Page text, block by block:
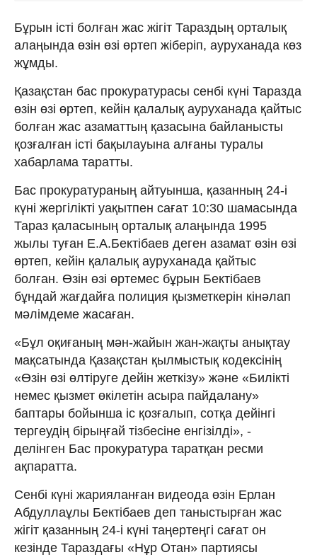
Бұрын істі болған жас жігіт Тараздың орталық
алаңында өзін өзі өртеп жіберіп, ауруханада көз
жұмды.
Қазақстан бас прокуратурасы сенбі күні Таразда
өзін өзі өртеп, кейін қалалық ауруханада қайтыс
болған жас азаматтың қазасына байланысты
қозғалған істі бақылауына алғаны туралы
хабарлама таратты.
Бас прокуратураның айтуынша, қазанның 24-і
күні жергілікті уақытпен сағат 10:30 шамасында
Тараз қаласының орталық алаңында 1995
жылы туған Е.А.Бектібаев деген азамат өзін өзі
өртеп, кейін қалалық ауруханада қайтыс
болған. Өзін өзі өртемес бұрын Бектібаев
бұндай жағдайға полиция қызметкерін кінәлап
мәлімдеме жасаған.
«Бұл оқиғаның мән-жайын жан-жақты анықтау
мақсатында Қазақстан қылмыстық кодексінің
«Өзін өзі өлтіруге дейін жеткізу» және «Билікті
немес қызмет өкілетін асыра пайдалану»
баптары бойынша іс қозғалып, сотқа дейінгі
тергеудің бірыңғай тізбесіне енгізілді», -
делінген Бас прокуратура таратқан ресми
ақпаратта.
Сенбі күні жарияланған видеода өзін Ерлан
Абдуллаұлы Бектібаев деп таныстырған жас
жігіт қазанның 24-і күні таңертеңгі сағат он
кезінде Тараздағы «Нұр Отан» партиясы